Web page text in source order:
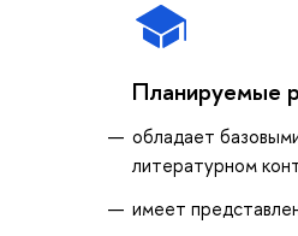
Планируемые
обладает
литературном
имеет